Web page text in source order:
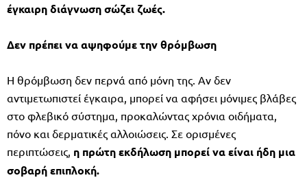
έγκαιρη διάγνωση σώζει ζωές.
Δεν πρέπει να αψηφούμε την θρόμβωση
Η θρόμβωση δεν περνά από μόνη της. Αν δεν
αντιμετωπιστεί έγκαιρα, μπορεί να αφήσει μόνιμες βλάβες
στο φλεβικό σύστημα, προκαλώντας χρόνια οιδήματα,
πόνο και δερματικές αλλοιώσεις. Σε ορισμένες
περιπτώσεις, η πρώτη εκδήλωση μπορεί να είναι ήδη μια
σοβαρή επιπλοκή.